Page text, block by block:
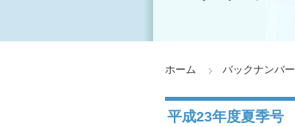
ホーム バックナンバー
平成23年度夏季号